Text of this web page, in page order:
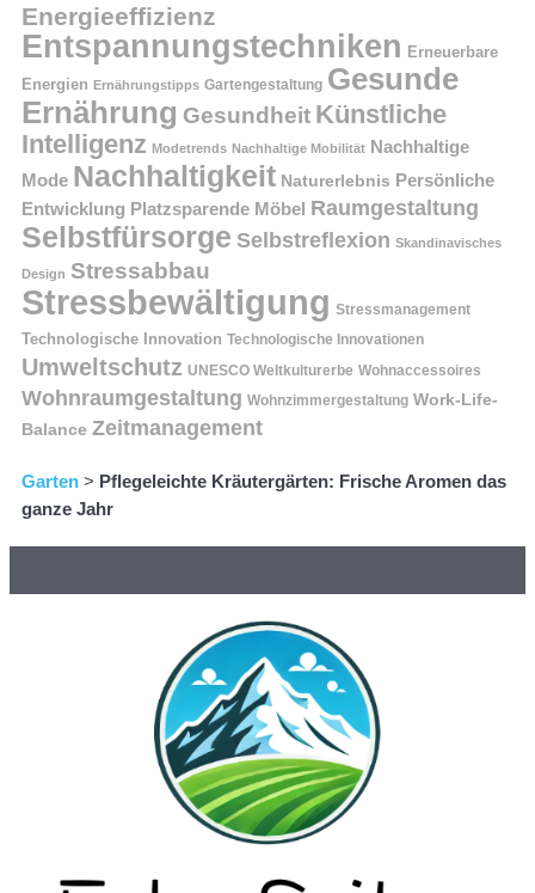
Energieeffizienz
Entspannungstechniken Erneuerbare
Energien Ernährungstipps Gartengestaltung Gesunde
Ernährung Gesundheit Künstliche
Intelligenz Modetrends Nachhaltige Mobilität Nachhaltige
Mode Nachhaltigkeit Naturerlebnis Persönliche
Entwicklung Platzsparende Möbel Raumgestaltung
Selbstfürsorge Selbstreflexion Skandinavisches
Design Stressabbau
Stressbewältigung Stressmanagement
Technologische Innovation Technologische Innovationen
Umweltschutz UNESCO Weltkulturerbe Wohnaccessoires
Wohnraumgestaltung Wohnzimmergestaltung Work-Life-
Balance Zeitmanagement
Garten > Pflegeleichte Kräutergärten: Frische Aromen das
ganze Jahr